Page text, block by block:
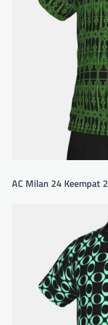
AC Milan 24 Keempat 2